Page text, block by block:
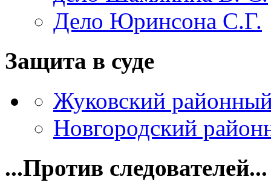
Дело Юринсона С.Г.
Защита в суде
Жуковский
Новгородский
...Против следователей...